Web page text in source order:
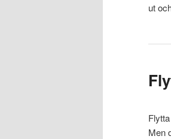
ut
Men